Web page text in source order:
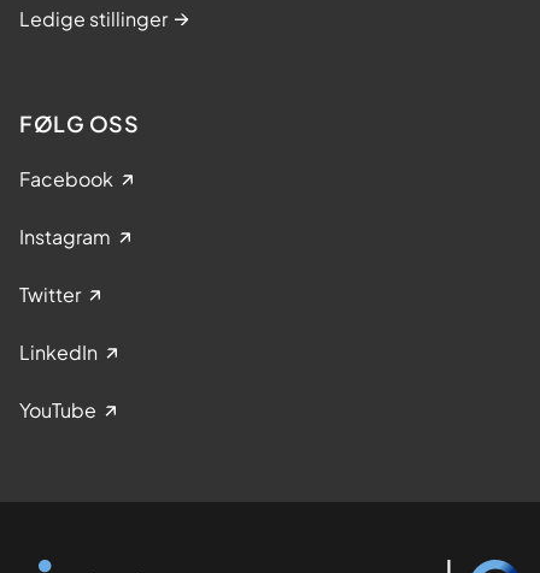
Ledige stillinger
FØLG OSS
Facebook
Instagram
Twitter
LinkedIn
YouTube